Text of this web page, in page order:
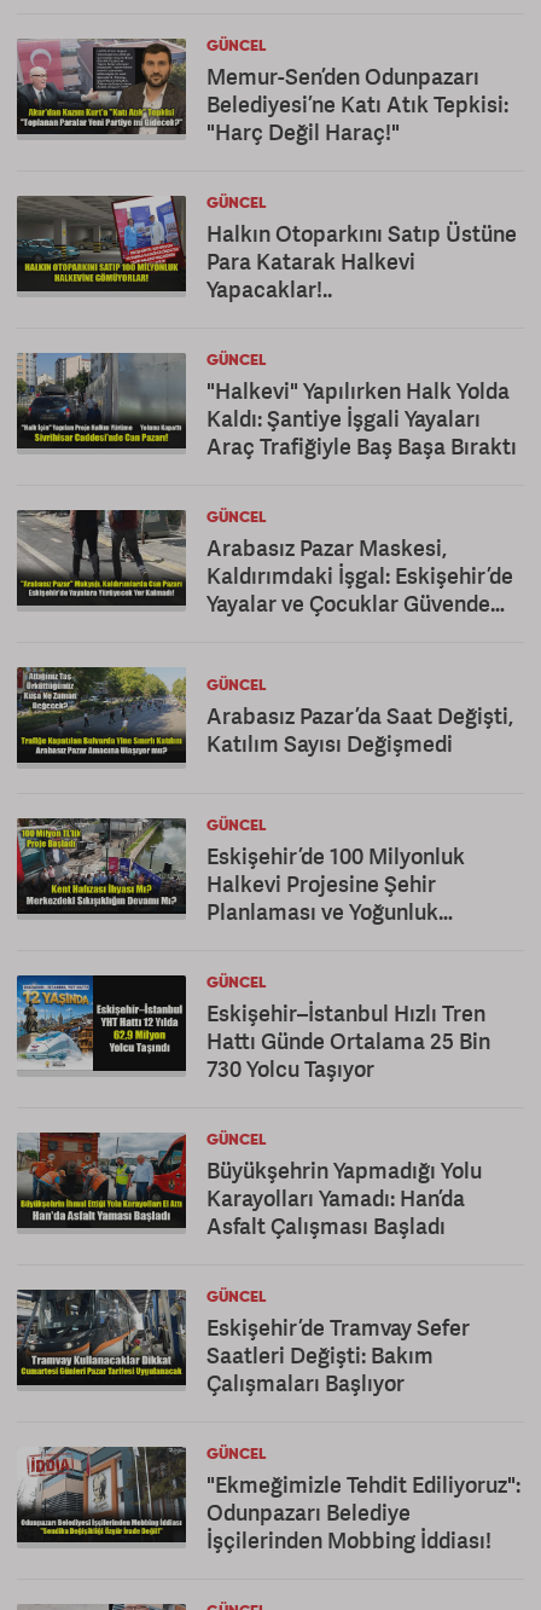
GÜNCEL
Memur-Sen’den Odunpazarı
Belediyesi’ne Katı Atık Tepkisi:
"Harç Değil Haraç!"
GÜNCEL
Halkın Otoparkını Satıp Üstüne
Para Katarak Halkevi
Yapacaklar!..
GÜNCEL
"Halkevi" Yapılırken Halk Yolda
Kaldı: Şantiye İşgali Yayaları
Araç Trafiğiyle Baş Başa Bıraktı
GÜNCEL
Arabasız Pazar Maskesi,
Kaldırımdaki İşgal: Eskişehir’de
Yayalar ve Çocuklar Güvende
GÜNCEL
Arabasız Pazar’da Saat Değişti,
Katılım Sayısı Değişmedi
GÜNCEL
Eskişehir’de 100 Milyonluk
Halkevi Projesine Şehir
Planlaması ve Yoğunluk
GÜNCEL
Eskişehir–İstanbul Hızlı Tren
Hattı Günde Ortalama 25 Bin
730 Yolcu Taşıyor
GÜNCEL
Büyükşehrin Yapmadığı Yolu
Karayolları Yamadı: Han’da
Asfalt Çalışması Başladı
GÜNCEL
Eskişehir’de Tramvay Sefer
Saatleri Değişti: Bakım
Çalışmaları Başlıyor
GÜNCEL
"Ekmeğimizle Tehdit Ediliyoruz":
Odunpazarı Belediye
İşçilerinden Mobbing İddiası!